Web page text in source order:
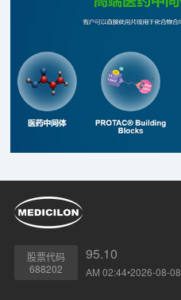
股票代码
688202
95.10
AM 02:44•2026-08-08